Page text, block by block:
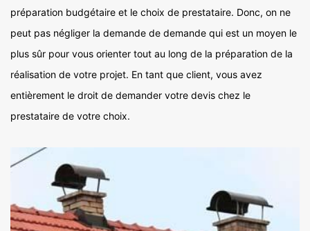
préparation budgétaire et le choix de prestataire. Donc, on ne
peut pas négliger la demande de demande qui est un moyen le
plus sûr pour vous orienter tout au long de la préparation de la
réalisation de votre projet. En tant que client, vous avez
entièrement le droit de demander votre devis chez le
prestataire de votre choix.